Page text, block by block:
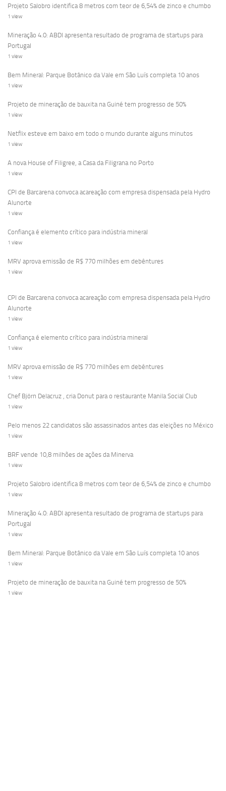
Projeto Salobro identifica 8 metros com teor de 6,54% de zinco e chumbo
1 view
Mineração 4.0: ABDI apresenta resultado de programa de startups para
Portugal
1 view
Bem Mineral: Parque Botânico da Vale em São Luís completa 10 anos
1 view
Projeto de mineração de bauxita na Guiné tem progresso de 50%
1 view
Netflix esteve em baixo em todo o mundo durante alguns minutos
1 view
A nova House of Filigree, a Casa da Filigrana no Porto
1 view
CPI de Barcarena convoca acareação com empresa dispensada pela Hydro
Alunorte
1 view
Confiança é elemento crítico para indústria mineral
1 view
MRV aprova emissão de R$ 770 milhões em debêntures
1 view
CPI de Barcarena convoca acareação com empresa dispensada pela Hydro
Alunorte
1 view
Confiança é elemento crítico para indústria mineral
1 view
MRV aprova emissão de R$ 770 milhões em debêntures
1 view
Chef Björn Delacruz , cria Donut para o restaurante Manila Social Club
1 view
Pelo menos 22 candidatos são assassinados antes das eleições no México
1 view
BRF vende 10,8 milhões de ações da Minerva
1 view
Projeto Salobro identifica 8 metros com teor de 6,54% de zinco e chumbo
1 view
Mineração 4.0: ABDI apresenta resultado de programa de startups para
Portugal
1 view
Bem Mineral: Parque Botânico da Vale em São Luís completa 10 anos
1 view
Projeto de mineração de bauxita na Guiné tem progresso de 50%
1 view